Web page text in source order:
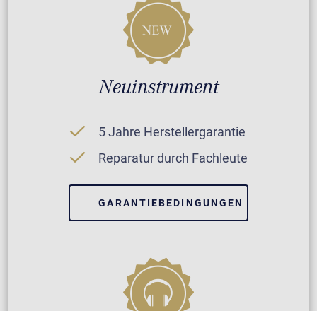
Neuinstrument
5 Jahre Herstellergarantie
Reparatur durch Fachleute
GARANTIEBEDINGUNGEN